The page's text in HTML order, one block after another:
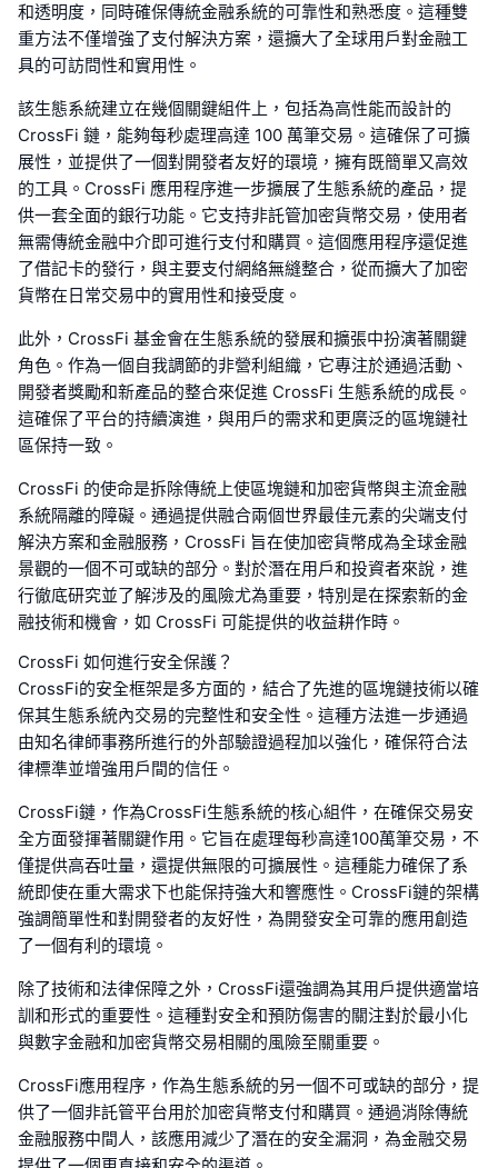
和透明度，同時確保傳統金融系統的可靠性和熟悉度。這種雙
重方法不僅增強了支付解決方案，還擴大了全球用戶對金融工
具的可訪問性和實用性。
該生態系統建立在幾個關鍵組件上，包括為高性能而設計的
CrossFi 鏈，能夠每秒處理高達 100 萬筆交易。這確保了可擴
展性，並提供了一個對開發者友好的環境，擁有既簡單又高效
的工具。CrossFi 應用程序進一步擴展了生態系統的產品，提
供一套全面的銀行功能。它支持非託管加密貨幣交易，使用者
無需傳統金融中介即可進行支付和購買。這個應用程序還促進
了借記卡的發行，與主要支付網絡無縫整合，從而擴大了加密
貨幣在日常交易中的實用性和接受度。
此外，CrossFi 基金會在生態系統的發展和擴張中扮演著關鍵
角色。作為一個自我調節的非營利組織，它專注於通過活動、
開發者獎勵和新產品的整合來促進 CrossFi 生態系統的成長。
這確保了平台的持續演進，與用戶的需求和更廣泛的區塊鏈社
區保持一致。
CrossFi 的使命是拆除傳統上使區塊鏈和加密貨幣與主流金融
系統隔離的障礙。通過提供融合兩個世界最佳元素的尖端支付
解決方案和金融服務，CrossFi 旨在使加密貨幣成為全球金融
景觀的一個不可或缺的部分。對於潛在用戶和投資者來說，進
行徹底研究並了解涉及的風險尤為重要，特別是在探索新的金
融技術和機會，如 CrossFi 可能提供的收益耕作時。
CrossFi 如何進行安全保護？
CrossFi的安全框架是多方面的，結合了先進的區塊鏈技術以確
保其生態系統內交易的完整性和安全性。這種方法進一步通過
由知名律師事務所進行的外部驗證過程加以強化，確保符合法
律標準並增強用戶間的信任。
CrossFi鏈，作為CrossFi生態系統的核心組件，在確保交易安
全方面發揮著關鍵作用。它旨在處理每秒高達100萬筆交易，不
僅提供高吞吐量，還提供無限的可擴展性。這種能力確保了系
統即使在重大需求下也能保持強大和響應性。CrossFi鏈的架構
強調簡單性和對開發者的友好性，為開發安全可靠的應用創造
了一個有利的環境。
除了技術和法律保障之外，CrossFi還強調為其用戶提供適當培
訓和形式的重要性。這種對安全和預防傷害的關注對於最小化
與數字金融和加密貨幣交易相關的風險至關重要。
CrossFi應用程序，作為生態系統的另一個不可或缺的部分，提
供了一個非託管平台用於加密貨幣支付和購買。通過消除傳統
金融服務中間人，該應用減少了潛在的安全漏洞，為金融交易